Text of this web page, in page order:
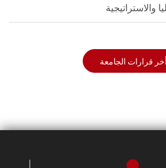
والاستراتيجية
أخر قرارات الجامعة